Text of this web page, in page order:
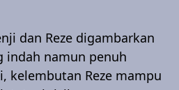
dan Reze digambarkan
indah namun penuh
kelembutan Reze mampu